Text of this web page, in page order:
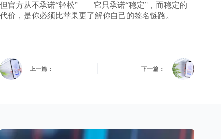
但官方从不承诺“轻松”——它只承诺“稳定”，而稳定的
代价，是你必须比苹果更了解你自己的签名链路。
上一篇： 下一篇：